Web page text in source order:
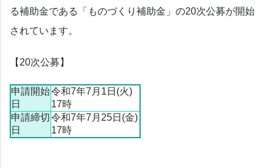
る補助金である「ものづくり補助金」の20次公募が開始
されています。
【20次公募】
申請開始
日
令和7年7月1日(火)
17時
申請締切
日
令和7年7月25日(金)
17時